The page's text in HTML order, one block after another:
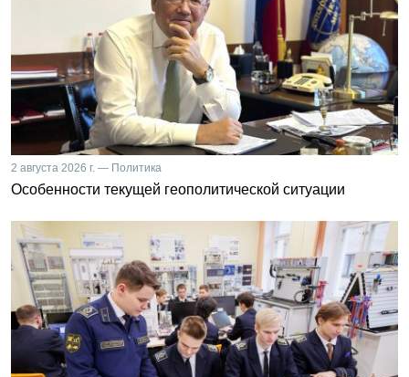
2 августа 2026 г. — Политика
Особенности текущей геополитической ситуации